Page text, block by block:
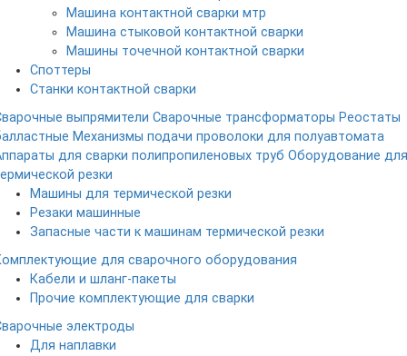
Машина контактной сварки мтр
Машина стыковой контактной сварки
Машины точечной контактной сварки
Споттеры
Станки контактной сварки
выпрямители Сварочные трансформаторы Реостаты
Механизмы подачи проволоки для полуавтомата
для сварки полипропиленовых труб Оборудование для
резки
Машины для термической резки
Резаки машинные
Запасные части к машинам термической резки
для сварочного оборудования
Кабели и шланг-пакеты
Прочие комплектующие для сварки
электроды
Для наплавки